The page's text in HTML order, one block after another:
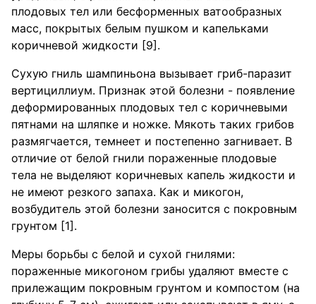
плодовых тел или бесформенных ватообразных
масс, покрытых белым пушком и капельками
коричневой жидкости [9].
Сухую гниль шампиньона вызывает гриб-паразит
вертициллиум. Признак этой болезни - появление
деформированных плодовых тел с коричневыми
пятнами на шляпке и ножке. Мякоть таких грибов
размягчается, темнеет и постепенно загнивает. В
отличие от белой гнили пораженные плодовые
тела не выделяют коричневых капель жидкости и
не имеют резкого запаха. Как и микогон,
возбудитель этой болезни заносится с покровным
грунтом [1].
Меры борьбы с белой и сухой гнилями:
пораженные микогоном грибы удаляют вместе с
прилежащим покровным грунтом и компостом (на